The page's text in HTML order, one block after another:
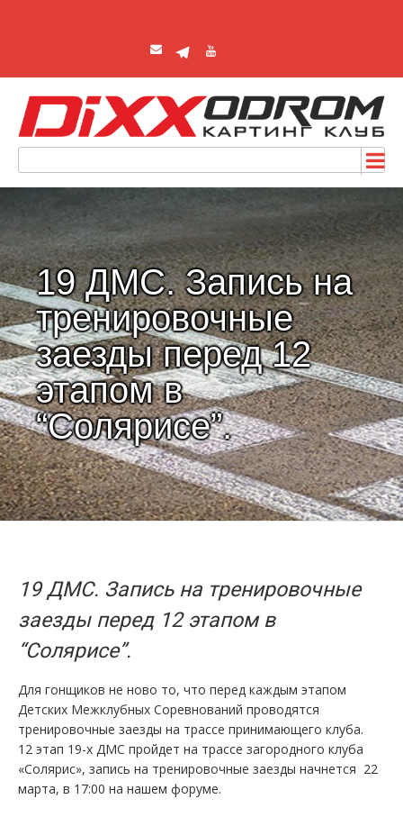
19 ДМС. Запись на
тренировочные
заезды перед 12
этапом в
“Солярисе”.
19 ДМС. Запись на тренировочные
заезды перед 12 этапом в
“Солярисе”.
Для гонщиков не ново то, что перед каждым этапом
Детских Межклубных Соревнований проводятся
тренировочные заезды на трассе принимающего клуба.
12 этап 19-х ДМС пройдет на трассе загородного клуба
«Солярис», запись на тренировочные заезды начнется 22
марта, в 17:00 на нашем форуме.